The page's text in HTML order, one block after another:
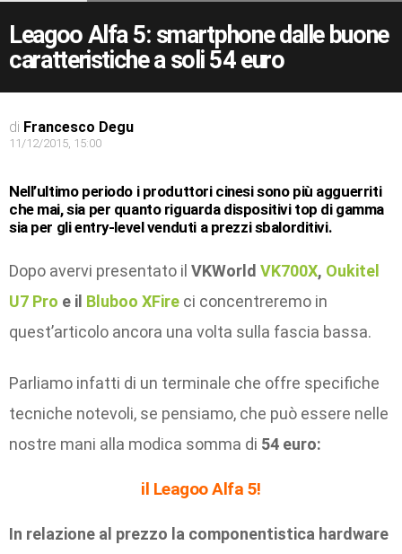
Leagoo Alfa 5: smartphone dalle buone
caratteristiche a soli 54 euro
di Francesco Degu
11/12/2015, 15:00
Nell’ultimo periodo i produttori cinesi sono più agguerriti
che mai, sia per quanto riguarda dispositivi top di gamma
sia per gli entry-level venduti a prezzi sbalorditivi.
Dopo avervi presentato il VKWorld VK700X, Oukitel
U7 Pro e il Bluboo XFire ci concentreremo in
quest’articolo ancora una volta sulla fascia bassa.
Parliamo infatti di un terminale che offre specifiche
tecniche notevoli, se pensiamo, che può essere nelle
nostre mani alla modica somma di 54 euro:
il Leagoo Alfa 5!
In relazione al prezzo la componentistica hardware